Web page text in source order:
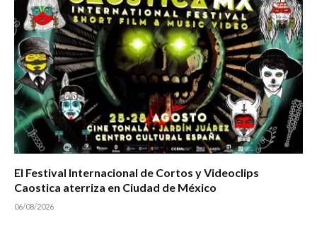
El Festival Internacional de Cortos y Videoclips
Caostica aterriza en Ciudad de México
06/08/2026